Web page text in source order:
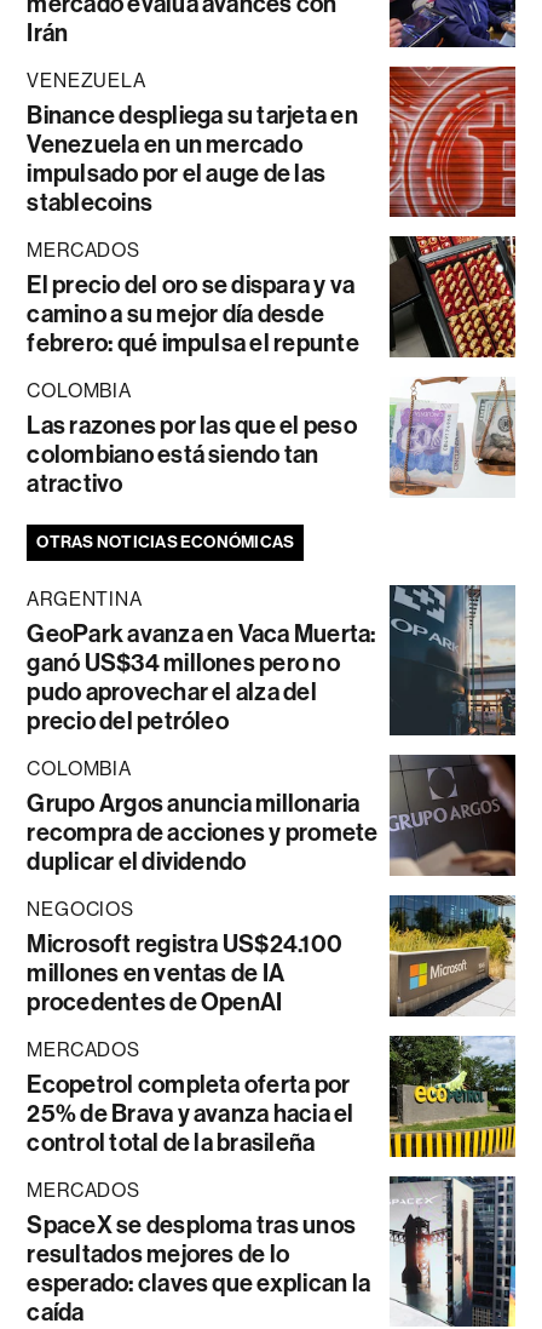
Irán
VENEZUELA
Binance despliega su tarjeta en
Venezuela en un mercado
impulsado por el auge de las
stablecoins
MERCADOS
El precio del oro se dispara y va
camino a su mejor día desde
febrero: qué impulsa el repunte
COLOMBIA
Las razones por las que el peso
colombiano está siendo tan
atractivo
OTRAS NOTICIAS ECONÓMICAS
ARGENTINA
GeoPark avanza en Vaca Muerta:
ganó US$34 millones pero no
pudo aprovechar el alza del
precio del petróleo
COLOMBIA
Grupo Argos anuncia millonaria
recompra de acciones y promete
duplicar el dividendo
NEGOCIOS
Microsoft registra US$24.100
millones en ventas de IA
procedentes de OpenAI
MERCADOS
Ecopetrol completa oferta por
25% de Brava y avanza hacia el
control total de la brasileña
MERCADOS
SpaceX se desploma tras unos
resultados mejores de lo
esperado: claves que explican la
caída